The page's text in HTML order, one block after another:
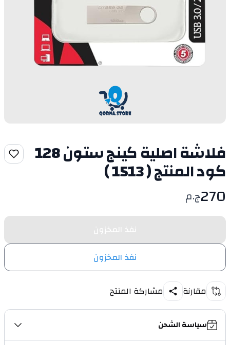
فلاشة اصلية كينج ستون 128
كود المنتج ( 1513 )
270ج.م
نفذ المخزون
نفذ المخزون
مقارنة مشاركة المنتج
سياسة الشحن